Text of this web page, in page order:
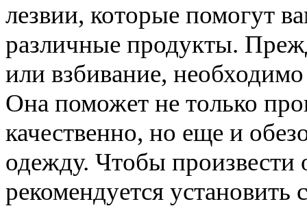
лезвии, которые помогут
различные продукты.
или взбивание,
Она поможет не только
качественно, но еще и
одежду. Чтобы
рекомендуется